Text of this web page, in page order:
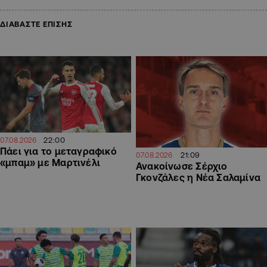
ΔΙΑΒΑΣΤΕ ΕΠΙΣΗΣ
07.08.2026 22:00
Πάει για το μεταγραφικό
«μπαμ» με Μαρτινέλι
07.08.2026 21:09
Ανακοίνωσε Σέρχιο
Γκονζάλες η Νέα Σαλαμίνα